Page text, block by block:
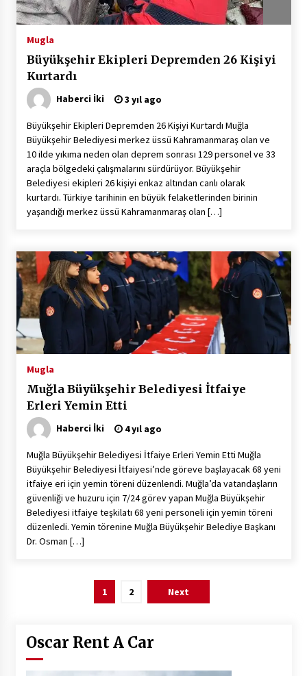
Mugla
Büyükşehir Ekipleri Depremden 26 Kişiyi
Kurtardı
Haberci İki 3 yıl ago
Büyükşehir Ekipleri Depremden 26 Kişiyi Kurtardı Muğla
Büyükşehir Belediyesi merkez üssü Kahramanmaraş olan ve
10 ilde yıkıma neden olan deprem sonrası 129 personel ve 33
araçla bölgedeki çalışmalarını sürdürüyor. Büyükşehir
Belediyesi ekipleri 26 kişiyi enkaz altından canlı olarak
kurtardı. Türkiye tarihinin en büyük felaketlerinden birinin
yaşandığı merkez üssü Kahramanmaraş olan […]
Mugla
Muğla Büyükşehir Belediyesi İtfaiye
Erleri Yemin Etti
Haberci İki 4 yıl ago
Muğla Büyükşehir Belediyesi İtfaiye Erleri Yemin Etti Muğla
Büyükşehir Belediyesi İtfaiyesi’nde göreve başlayacak 68 yeni
itfaiye eri için yemin töreni düzenlendi. Muğla’da vatandaşların
güvenliği ve huzuru için 7/24 görev yapan Muğla Büyükşehir
Belediyesi itfaiye teşkilatı 68 yeni personeli için yemin töreni
düzenledi. Yemin törenine Muğla Büyükşehir Belediye Başkanı
Dr. Osman […]
1 2 Next
Oscar Rent A Car